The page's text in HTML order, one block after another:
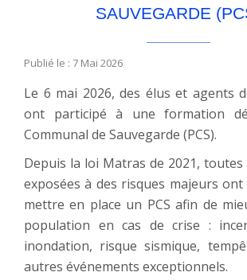
SAUVEGARDE
Publié le : 7 Mai 2026
Le 6 mai 2026, des élus et agents
ont participé à une formation
Communal de Sauvegarde (PCS).
Depuis la loi Matras de 2021, toutes
exposées à des risques majeurs ont
mettre en place un PCS afin de
population en cas de crise :
inondation, risque sismique,
autres événements exceptionnels.